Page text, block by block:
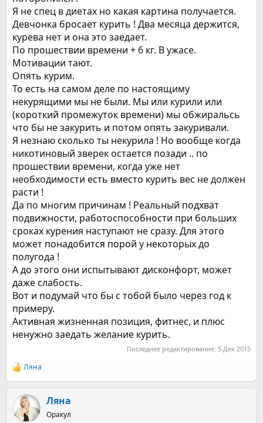
Я не спец в диетах но какая картина получается.
Девчонка бросает курить ! Два месяца держится,
курева нет и она это заедает.
По прошествии времени + 6 кг. В ужасе.
Мотивации тают.
Опять курим.
То есть на самом деле по настоящиму
некурящими мы не были. Мы или курили или
(короткий промежуток времени) мы обжиральсь
что бы не закурить и потом опять закуривали.
Я незнаю сколько ты некурила ! Но вообще когда
никотиновый зверек остается позади .. по
прошествии времени, когда уже нет
необходимости есть вместо курить вес не должен
расти !
Да по многим причинам ! Реальный подхват
подвижности, работоспособности при больших
сроках курения наступают не сразу. Для этого
может понадобится порой у некоторых до
полугода !
А до этого они испытывают дисконфорт, может
даже слабость.
Вот и подумай что бы с тобой было через год к
примеру.
Активная жизненная позиция, фитнес, и плюс
ненужно заедать желание курить.
Последнее редактирование: 5 Дек 2015
Р
е
и
Ляна
Ляна
Оракул